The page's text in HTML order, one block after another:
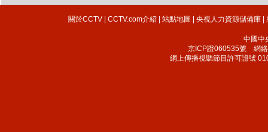
關於CCTV |CCTV.com介紹 |站點地圖 |央視人力資源儲備庫 |
中國中
京ICP證060535號 網絡
網上傳播視聽節目許可證號